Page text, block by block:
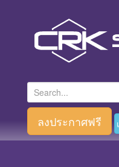
e
r
ลงประกาศฟรี